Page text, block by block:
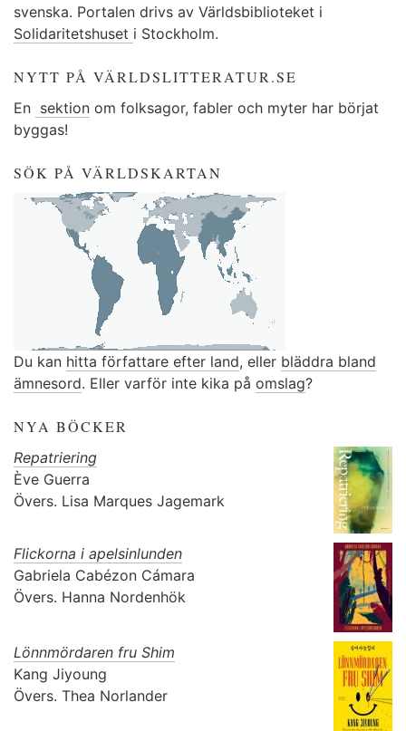
svenska. Portalen drivs av Världsbiblioteket i
Solidaritetshuset i Stockholm.
NYTT PÅ VÄRLDSLITTERATUR.SE
En sektion om folksagor, fabler och myter har börjat
byggas!
SÖK PÅ VÄRLDSKARTAN
Du kan hitta författare efter land, eller bläddra bland
ämnesord. Eller varför inte kika på omslag?
NYA BÖCKER
Repatriering
Ève Guerra
Övers. Lisa Marques Jagemark
Flickorna i apelsinlunden
Gabriela Cabézon Cámara
Övers. Hanna Nordenhök
Lönnmördaren fru Shim
Kang Jiyoung
Övers. Thea Norlander